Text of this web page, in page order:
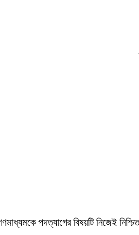
পদত্যাগের বিষয়টি নিজেই